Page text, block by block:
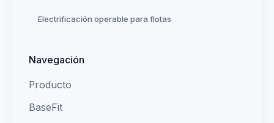
Electrificación operable para flotas
Navegación
Producto
BaseFit